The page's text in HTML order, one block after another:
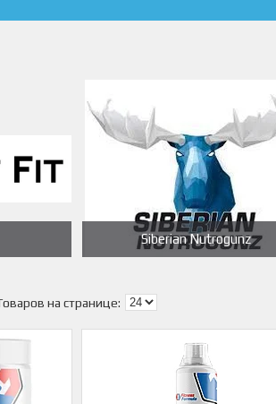
Siberian Nutrogunz